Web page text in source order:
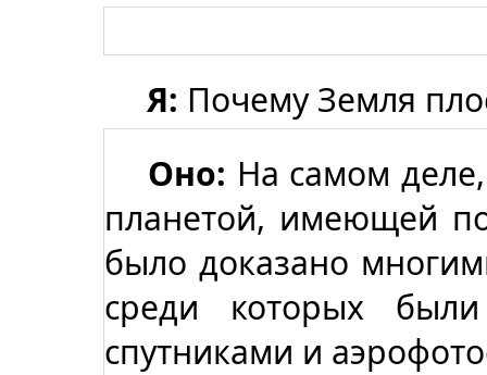
Я: Почему Земля
Оно: На самом
планетой, имеющей
было доказано
среди которых
спутниками и